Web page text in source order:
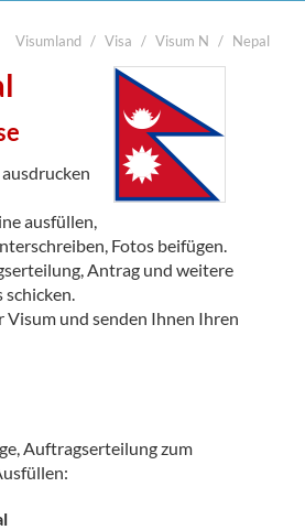
Visumland Visa Visum N Nepal
ausfüllen,
Fotos beifügen.
Antrag und weitere
schicken.
Visum und senden Ihnen Ihren
Auftragserteilung zum